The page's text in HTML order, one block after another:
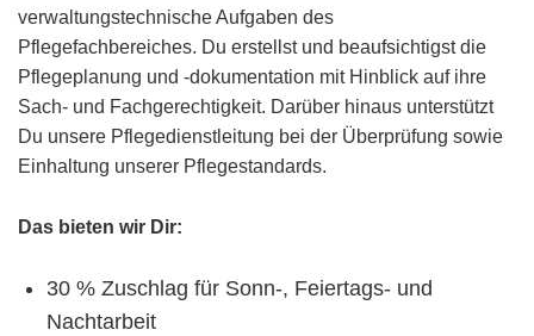
verwaltungstechnische Aufgaben des
Pflegefachbereiches. Du erstellst und beaufsichtigst die
Pflegeplanung und -dokumentation mit Hinblick auf ihre
Sach- und Fachgerechtigkeit. Darüber hinaus unterstützt
Du unsere Pflegedienstleitung bei der Überprüfung sowie
Einhaltung unserer Pflegestandards.
Das bieten wir Dir:
30 % Zuschlag für Sonn-, Feiertags- und
Nachtarbeit